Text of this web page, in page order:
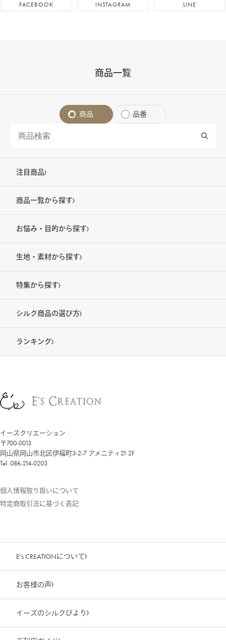
FACEBOOK INSTAGRAM LINE
商品一覧
商品 品番
注目商品
商品一覧から探す
お悩み・目的から探す
生地・素材から探す
特集から探す
シルク商品の選び方
ランキング
イーズクリエーション
〒700-0013
岡山県岡山市北区伊福町3-2-7 アメニティ21 2F
Tel: 086-214-0203
個人情報取り扱いについて
特定商取引法に基づく表記
E's CREATIONについて
お客様の声
イーズのシルクびより